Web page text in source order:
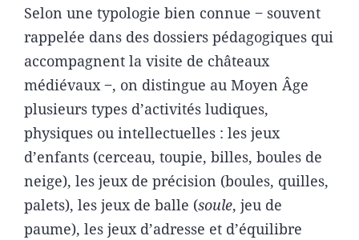
Selon une typologie bien connue ‒ souvent
rappelée dans des dossiers pédagogiques qui
accompagnent la visite de châteaux
médiévaux ‒, on distingue au Moyen Âge
plusieurs types d’activités ludiques,
physiques ou intellectuelles : les jeux
d’enfants (cerceau, toupie, billes, boules de
neige), les jeux de précision (boules, quilles,
palets), les jeux de balle (soule, jeu de
paume), les jeux d’adresse et d’équilibre